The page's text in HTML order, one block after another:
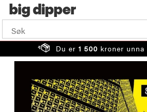
big
Du er 1 500 kroner